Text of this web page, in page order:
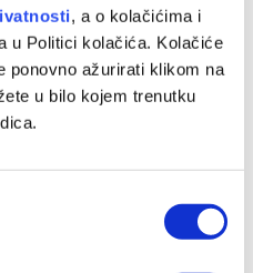
, a o kolačićima i
u Politici kolačića. Kolačiće
ponovno ažurirati klikom na
u bilo kojem trenutku
sam se nadala da ih neću